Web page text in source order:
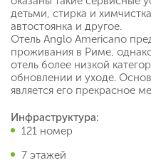
детьми, стирка и
автостоянка и другое.
Отель Anglo Americano
проживания в Риме,
отель более низкой
обновлении и уходе.
является его прекрасное
Инфраструктура:
121 номер
7 этажей